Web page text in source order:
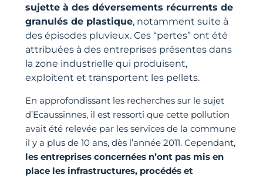
sujette à des déversements récurrents de
granulés de plastique, notamment suite à
des épisodes pluvieux. Ces “pertes” ont été
attribuées à des entreprises présentes dans
la zone industrielle qui produisent,
exploitent et transportent les pellets.
En approfondissant les recherches sur le sujet
d’Ecaussinnes, il est ressorti que cette pollution
avait été relevée par les services de la commune
il y a plus de 10 ans, dès l’année 2011. Cependant,
les entreprises concernées n’ont pas mis en
place les infrastructures, procédés et